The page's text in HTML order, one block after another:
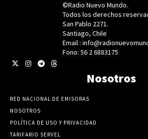
©Radio Nuevo Mundo.
Todos los derechos
San Pablo 2271.
Santiago, Chile
Email :
Fono: 56 2 6883175
Nosotros
RED NACIONAL DE EMISORAS
NOSOTROS
POLÍTICA DE USO Y PRIVACIDAD
TARIFARIO SERVEL